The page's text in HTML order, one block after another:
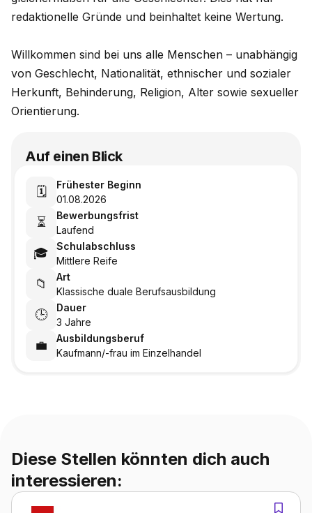
redaktionelle Gründe und beinhaltet keine Wertung.
Willkommen sind bei uns alle Menschen – unabhängig
von Geschlecht, Nationalität, ethnischer und sozialer
Herkunft, Behinderung, Religion, Alter sowie sexueller
Orientierung.
Auf einen Blick
🗓️
Frühester Beginn
01.08.2026
⏳
Bewerbungsfrist
Laufend
🎓
Schulabschluss
Mittlere Reife
📁
Art
Klassische duale Berufsausbildung
🕒
Dauer
3 Jahre
💼
Ausbildungsberuf
Kaufmann/-frau im Einzelhandel
Diese Stellen könnten dich auch
interessieren: